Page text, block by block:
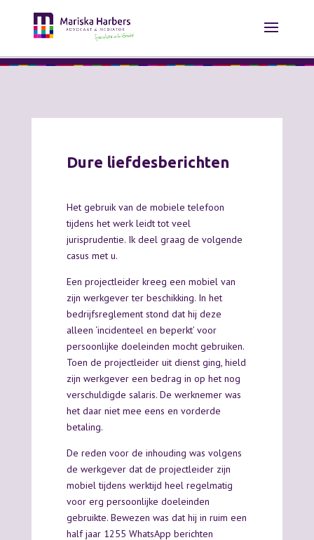
Dure liefdesberichten
Het gebruik van de mobiele telefoon
tijdens het werk leidt tot veel
jurisprudentie. Ik deel graag de volgende
casus met u.
Een projectleider kreeg een mobiel van
zijn werkgever ter beschikking. In het
bedrijfsreglement stond dat hij deze
alleen ‘incidenteel en beperkt’ voor
persoonlijke doeleinden mocht gebruiken.
Toen de projectleider uit dienst ging, hield
zijn werkgever een bedrag in op het nog
verschuldigde salaris. De werknemer was
het daar niet mee eens en vorderde
betaling.
De reden voor de inhouding was volgens
de werkgever dat de projectleider zijn
mobiel tijdens werktijd heel regelmatig
voor erg persoonlijke doeleinden
gebruikte. Bewezen was dat hij in ruim een
half jaar 1255 WhatsApp berichten